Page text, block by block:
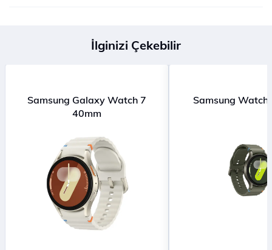
İlginizi Çekebilir
Samsung Galaxy Watch 7
40mm
Samsung Watch